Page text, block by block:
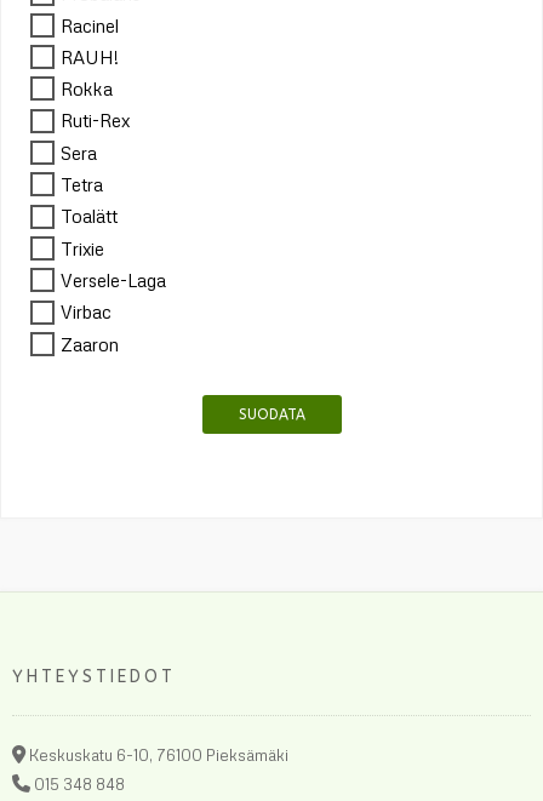
Racinel
RAUH!
Rokka
Ruti-Rex
Sera
Tetra
Toalätt
Trixie
Versele-Laga
Virbac
Zaaron
SUODATA
YHTEYSTIEDOT
Keskuskatu 6-10, 76100 Pieksämäki
015 348 848